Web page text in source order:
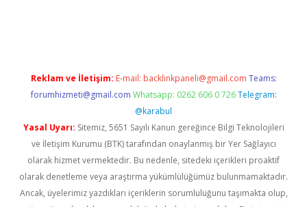
Reklam ve İletişim: E-mail: backlinkpaneli@gmail.com Teams:
forumhizmeti@gmail.com Whatsapp: 0262 606 0 726 Telegram:
@karabul
Yasal Uyarı: Sitemiz, 5651 Sayılı Kanun gereğince Bilgi Teknolojileri
ve İletişim Kurumu (BTK) tarafından onaylanmış bir Yer Sağlayıcı
olarak hizmet vermektedir. Bu nedenle, sitedeki içerikleri proaktif
olarak denetleme veya araştırma yükümlülüğümüz bulunmamaktadır.
Ancak, üyelerimiz yazdıkları içeriklerin sorumluluğunu taşımakta olup,